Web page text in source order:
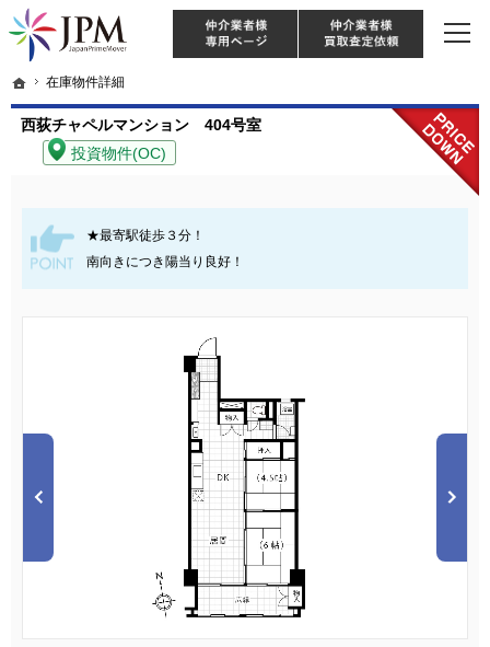
ホーム
在庫物件詳細
東京・神奈川・埼玉・千葉のリノベーション住宅や中古マンションを手がける会
【物件買取強化中！】リノベーション住宅・不動産・中古マンションならJPM
西荻チャペルマンション 404号室
投資物件(OC)
★最寄駅徒歩３分！
南向きにつき陽当り良好！
ホーム
在庫物件詳細